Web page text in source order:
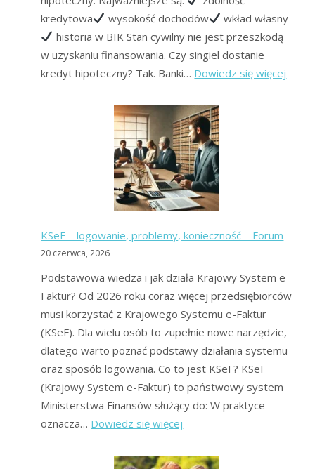
kredytowa
wysokość dochodów
wkład własny
historia w BIK Stan cywilny nie jest przeszkodą
w uzyskaniu finansowania. Czy singiel dostanie
kredyt hipoteczny? Tak. Banki… Dowiedz się więcej
KSeF – logowanie, problemy, konieczność – Forum
20 czerwca, 2026
Podstawowa wiedza i jak działa Krajowy System e-
Faktur? Od 2026 roku coraz więcej przedsiębiorców
musi korzystać z Krajowego Systemu e-Faktur
(KSeF). Dla wielu osób to zupełnie nowe narzędzie,
dlatego warto poznać podstawy działania systemu
oraz sposób logowania. Co to jest KSeF? KSeF
(Krajowy System e-Faktur) to państwowy system
Ministerstwa Finansów służący do: W praktyce
oznacza… Dowiedz się więcej
–